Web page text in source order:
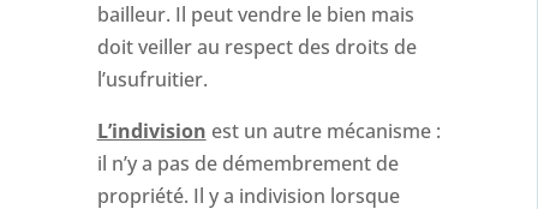
bailleur. Il peut vendre le bien mais
doit veiller au respect des droits de
l’usufruitier.
L’indivision est un autre mécanisme :
il n’y a pas de démembrement de
propriété. Il y a indivision lorsque